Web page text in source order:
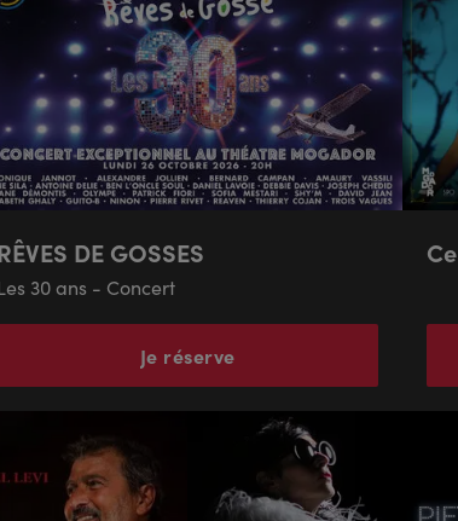
DE GOSSES
30 ans - Concert
Je réserve